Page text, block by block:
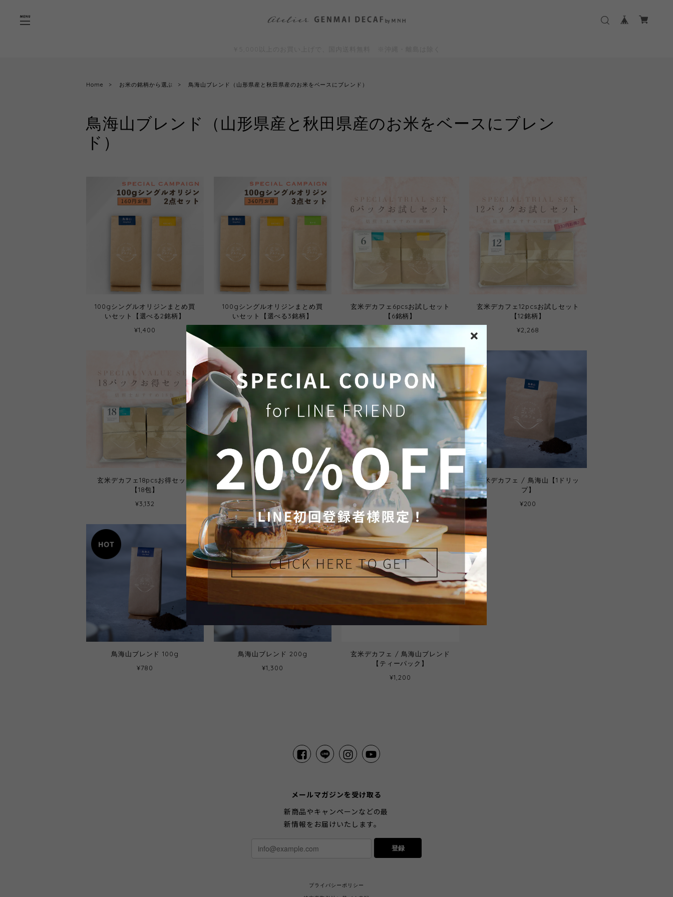
Home お米の銘柄から選ぶ 鳥海山ブレンド（山形県産と秋田県産のお米をベースにブレンド）
鳥海山ブレンド（山形県産と秋田県産のお米をベースにブレン
ド）
100gシングルオリジンまとめ買
いセット【選べる2銘柄】
¥1,400
100gシングルオリジンまとめ買
いセット【選べる3銘柄】
玄米デカフェ6pcsお試しセット
【6銘柄】
¥1,188
玄米デカフェ12pcsお試しセット
【12銘柄】
¥2,268
玄米デカフェ18pcsお得セット
【18包】
¥3,132
玄米デカフェ30pcsお得セット
【30包】
¥4,860
玄米デカフェ / 月山ブレンドと
鳥海山ブレンドの特別セット【1
ドリップ×６袋】【オンラインシ
ョップ限定】
¥1,180
玄米デカフェ / 鳥海山【1ドリッ
プ】
¥200
鳥海山ブレンド 100g
¥780
鳥海山ブレンド 200g
¥1,300
玄米デカフェ / 鳥海山ブレンド
【ティーパック】
¥1,200
メールマガジンを受け取る
新商品やキャンペーンなどの最
新情報をお届けいたします。
登録
プライバシーポリシー